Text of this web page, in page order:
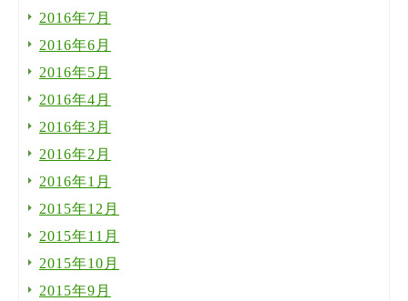
2016年7月
2016年6月
2016年5月
2016年4月
2016年3月
2016年2月
2016年1月
2015年12月
2015年11月
2015年10月
2015年9月